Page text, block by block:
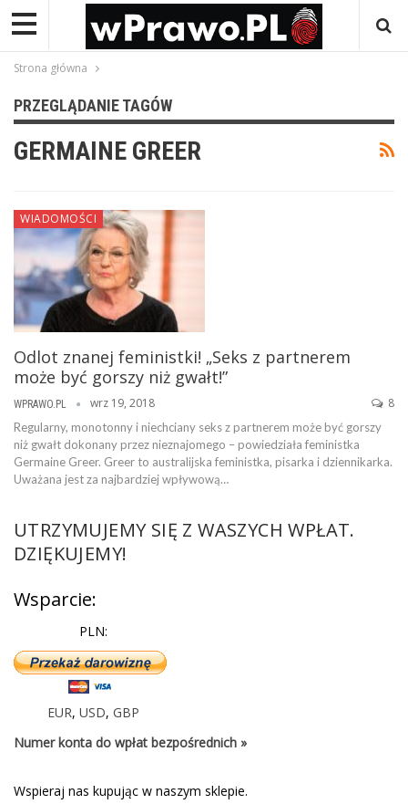
Strona główna
PRZEGLĄDANIE TAGÓW
GERMAINE GREER
WIADOMOŚCI
Odlot znanej feministki! „Seks z partnerem
może być gorszy niż gwałt!”
WPRAWO.PL wrz 19, 2018 8
Regularny, monotonny i niechciany seks z partnerem może być gorszy
niż gwałt dokonany przez nieznajomego – powiedziała feministka
Germaine Greer. Greer to australijska feministka, pisarka i dziennikarka.
Uważana jest za najbardziej wpływową…
UTRZYMUJEMY SIĘ Z WASZYCH WPŁAT.
DZIĘKUJEMY!
Wsparcie:
PLN:
EUR, USD, GBP
Numer konta do wpłat bezpośrednich »
Wspieraj nas kupując w naszym sklepie.